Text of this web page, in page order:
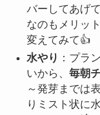
バーしてあげ
なのもメリッ
変えてみて👍
水やり ：プラ
いから、 毎朝
～発芽までは
りミスト状に